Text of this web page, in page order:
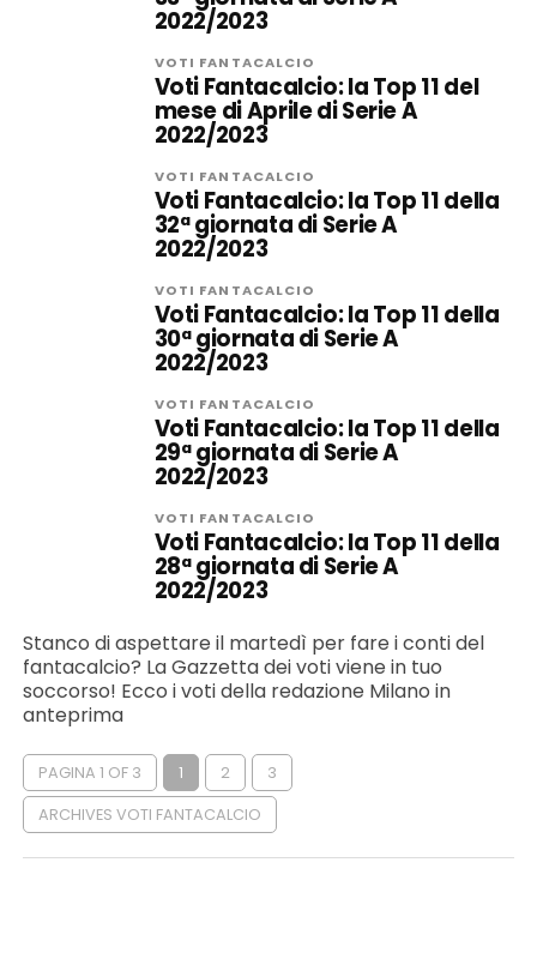
2022/2023
VOTI FANTACALCIO
Voti Fantacalcio: la Top 11 del
mese di Aprile di Serie A
2022/2023
VOTI FANTACALCIO
Voti Fantacalcio: la Top 11 della
32ª giornata di Serie A
2022/2023
VOTI FANTACALCIO
Voti Fantacalcio: la Top 11 della
30ª giornata di Serie A
2022/2023
VOTI FANTACALCIO
Voti Fantacalcio: la Top 11 della
29ª giornata di Serie A
2022/2023
VOTI FANTACALCIO
Voti Fantacalcio: la Top 11 della
28ª giornata di Serie A
2022/2023
Stanco di aspettare il martedì per fare i conti del
fantacalcio? La Gazzetta dei voti viene in tuo
soccorso! Ecco i voti della redazione Milano in
anteprima
PAGINA 1 OF 3 1 2 3
ARCHIVES VOTI FANTACALCIO